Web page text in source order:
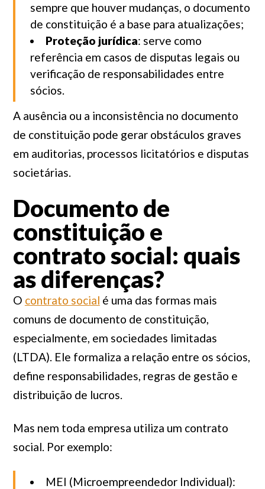
sempre que houver mudanças, o documento
de constituição é a base para atualizações;
Proteção jurídica: serve como
referência em casos de disputas legais ou
verificação de responsabilidades entre
sócios.
A ausência ou a inconsistência no documento
de constituição pode gerar obstáculos graves
em auditorias, processos licitatórios e disputas
societárias.
Documento de
constituição e
contrato social: quais
as diferenças?
O contrato social é uma das formas mais
comuns de documento de constituição,
especialmente, em sociedades limitadas
(LTDA). Ele formaliza a relação entre os sócios,
define responsabilidades, regras de gestão e
distribuição de lucros.
Mas nem toda empresa utiliza um contrato
social. Por exemplo:
MEI (Microempreendedor Individual):